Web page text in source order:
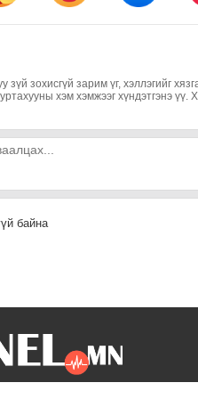
зохисгүй зарим үг, хэллэгийг
хэм хэмжээг хүндэтгэнэ үү.
байна